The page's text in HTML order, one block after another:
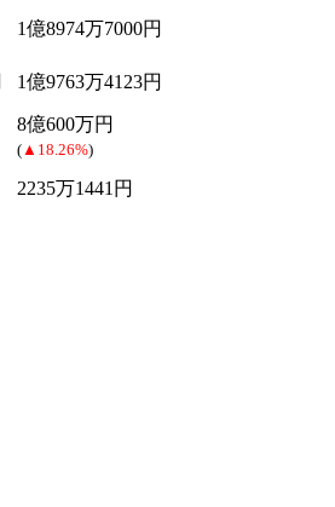
1億8974万7000円
1億9763万4123円
8億600万円
( ▲18.26%)
2235万1441円